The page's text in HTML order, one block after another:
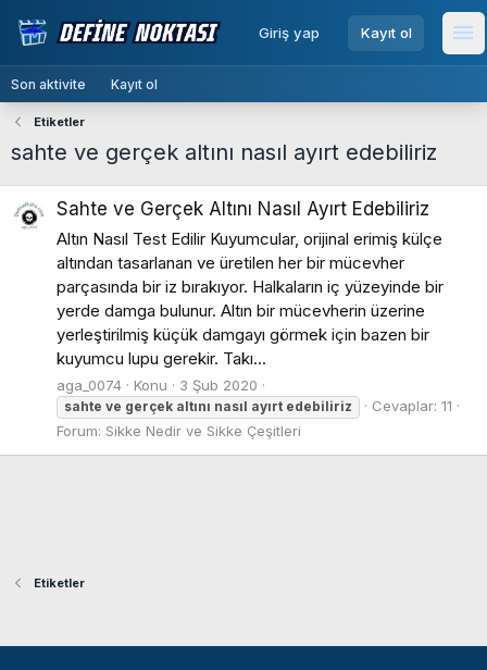
Giriş yap Kayıt ol menu
Son aktivite Kayıt ol
Etiketler
sahte ve gerçek altını nasıl ayırt edebiliriz
Sahte ve Gerçek Altını Nasıl Ayırt Edebiliriz
Altın Nasıl Test Edilir Kuyumcular, orijinal erimiş külçe
altından tasarlanan ve üretilen her bir mücevher
parçasında bir iz bırakıyor. Halkaların iç yüzeyinde bir
yerde damga bulunur. Altın bir mücevherin üzerine
yerleştirilmiş küçük damgayı görmek için bazen bir
kuyumcu lupu gerekir. Takı...
aga_0074 Konu 3 Şub 2020
sahte ve gerçek altını nasıl ayırt edebiliriz
Cevaplar: 11
Forum: Sikke Nedir ve Sikke Çeşitleri
Etiketler